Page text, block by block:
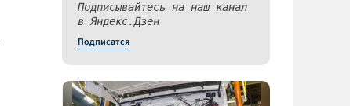
Подписывайтесь на наш канал
в Яндекс.Дзен
Подписатся